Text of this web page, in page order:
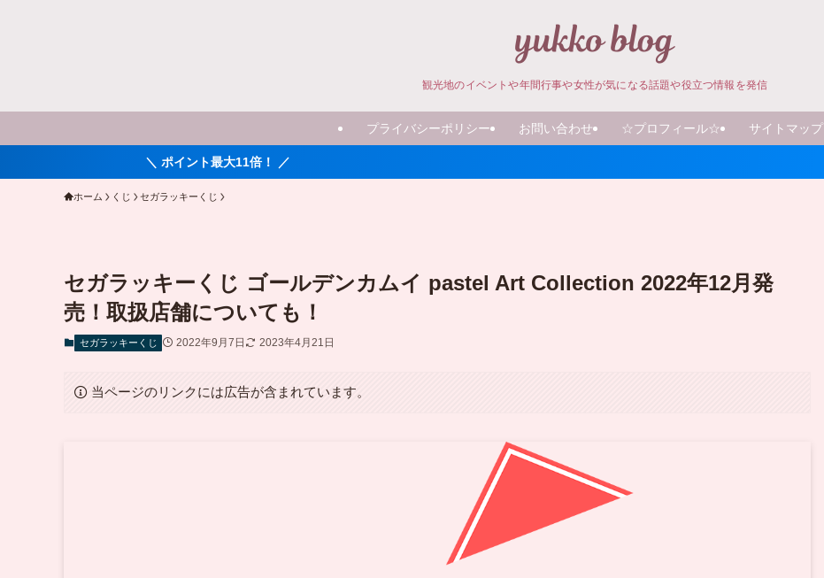
観光地のイベントや年間行事や女性が気になる話題や役立つ情報を発信
プライバシーポリシー お問い合わせ ☆プロフィール☆ サイトマップ
＼ ポイント最大11倍！ ／
ホーム くじ セガラッキーくじ
セガラッキーくじ ゴールデンカムイ pastel Art Collection 2022年12月発
売！取扱店舗についても！
セガラッキーくじ 2022年9月7日 2023年4月21日
当ページのリンクには広告が含まれています。